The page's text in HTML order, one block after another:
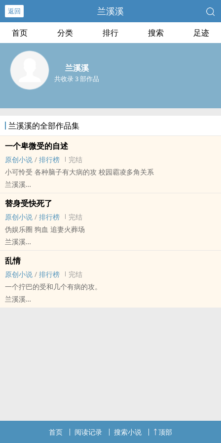
返回 兰溪溪
首页 分类 排行 搜索 足迹
兰溪溪
共收录 3 部作品
兰溪溪的全部作品集
一个卑微受的自述
原创小说 / 排行榜
完结
小可怜受 各种脑子有大病的攻 校园霸凌多角关系
兰溪溪
现代 - 虐文 - 第一人称
在这个凉薄的世界里，好像只有我这幺认真，所以我才会格格不入。
双结局
替身受快死了
原创小说 / 排行榜
完结
伪娱乐圈 狗血 追妻火葬场
兰溪溪
现代 - 狗血 - NTR - NP
荤素均衡
生患绝症的清冷抑郁编剧受
攻1：暴躁疯（憨）批明星攻
乱情
原创小说 / 排行榜
完结
一个拧巴的受和几个有病的攻。
兰溪溪
首页 阅读记录 搜索小说 顶部